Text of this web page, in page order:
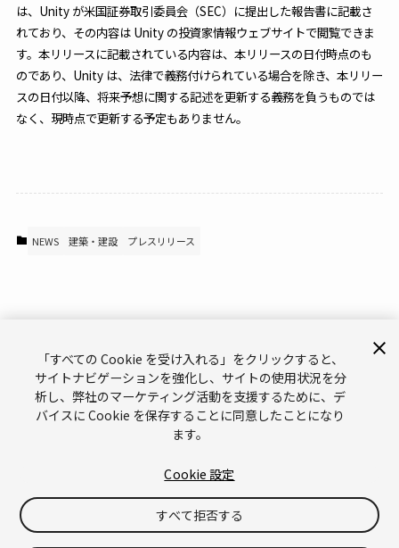
は、Unity が米国証券取引委員会（SEC）に提出した報告書に記載さ
れており、その内容は Unity の投資家情報ウェブサイトで閲覧できま
す。本リリースに記載されている内容は、本リリースの日付時点のも
のであり、Unity は、法律で義務付けられている場合を除き、本リリー
スの日付以降、将来予想に関する記述を更新する義務を負うものでは
なく、現時点で更新する予定もありません。
NEWS 建築・建設 プレスリリース
サポート お問い合わせ
メールマガジン
ブランドガイドライン（英語）
Copyright © 2026 Unity Technologies
「すべての Cookie を受け入れる」をクリックすると、
サイトナビゲーションを強化し、サイトの使用状況を分
析し、弊社のマーケティング活動を支援するために、デ
バイスに Cookie を保存することに同意したことになり
ます。
Cookie 設定
すべて拒否する